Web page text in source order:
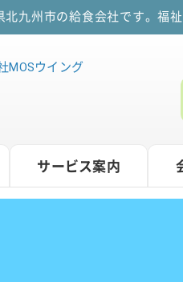
北九州市の給食会社です。福
サービス案内